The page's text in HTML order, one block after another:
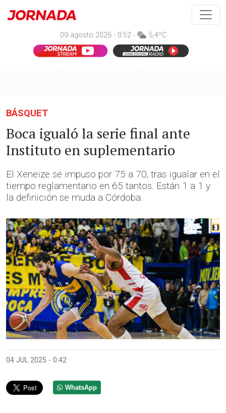
09 agosto 2026 - 0:52 - 5,4ºC
BÁSQUET
Boca igualó la serie final ante
Instituto en suplementario
El Xeneize se impuso por 75 a 70, tras igualar en el
tiempo reglamentario en 65 tantos. Están 1 a 1 y
la definición se muda a Córdoba.
04 JUL 2025 - 0:42
WhatsApp